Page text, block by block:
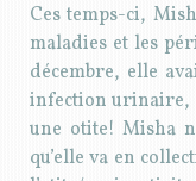
Ces temps-ci,
maladies et les
décembre, elle
infection urinaire,
une otite! Misha
qu’elle va en